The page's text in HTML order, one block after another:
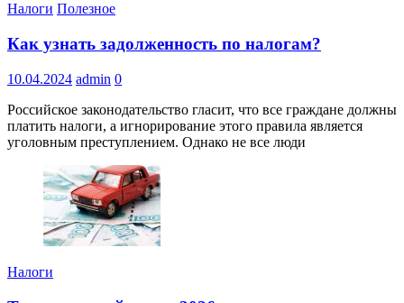
Налоги Полезное
Как узнать задолженность по налогам?
10.04.2024 admin 0
Российское законодательство гласит, что все граждане должны
платить налоги, а игнорирование этого правила является
уголовным преступлением. Однако не все люди
Налоги